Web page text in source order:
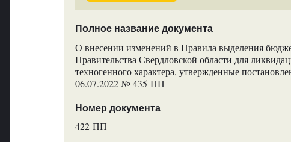
Полное название документа
О внесении изменений в Правила выделения
Правительства Свердловской области для
техногенного характера, утвержденные
06.07.2022 № 435-ПП
Номер документа
422-ПП